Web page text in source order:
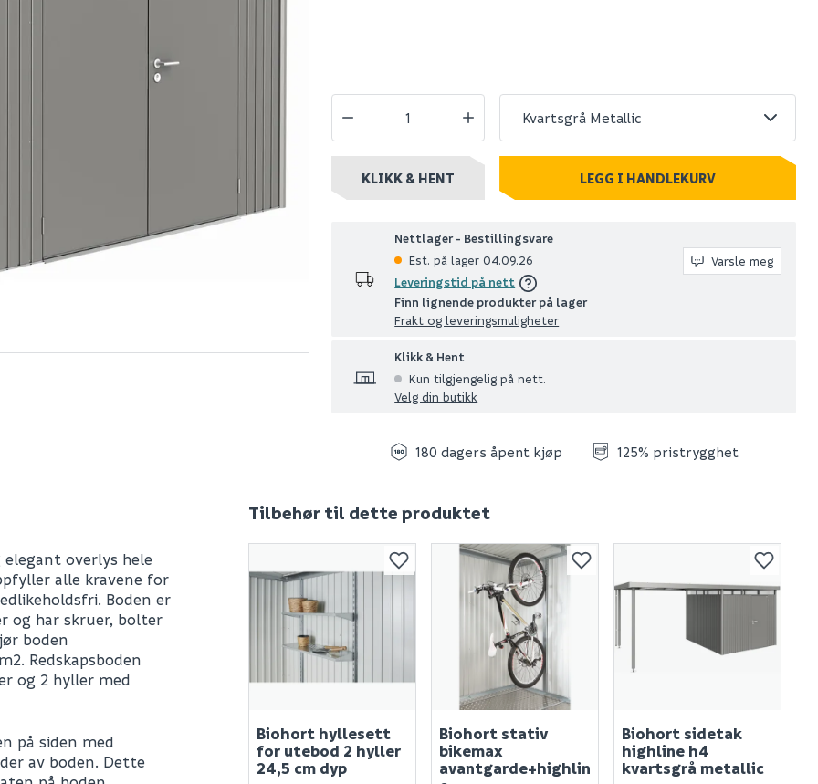
2 dører
Bestillingsvare
4 199
Nettlager:50+ stk
Klikk & Hent
95
Nettlager:100+ stk
Klikk & Hent
KLIKK & HENT LEGG I HANDLEKURV
Nettlager - Bestillingsvare
Est. på lager 04.09.26
Leveringstid på nett
Finn lignende produkter på lager
Frakt og leveringsmuligheter
Varsle meg
Klikk & Hent
Kun tilgjengelig på nett.
Velg din butikk
180 dagers åpent kjøp 125% pristrygghet
elegant overlys hele
alle kravene for
Boden er
og har skruer, bolter
boden
Redskapsboden
og 2 hyller med
på siden med
av boden. Dette
Tilbehør til dette produktet
Biohort hyllesett
for utebod 2 hyller
24,5 cm dyp
Biohort stativ
bikemax
avantgarde+highlin
Biohort sidetak
highline h4
kvartsgrå metallic